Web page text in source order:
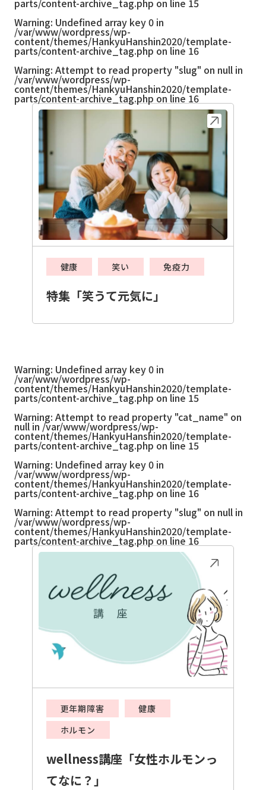
parts/content-archive_tag.php on line 15
Warning: Undefined array key 0 in
/var/www/wordpress/wp-
content/themes/HankyuHanshin2020/template-
parts/content-archive_tag.php on line 16
Warning: Attempt to read property "slug" on null in
/var/www/wordpress/wp-
content/themes/HankyuHanshin2020/template-
parts/content-archive_tag.php on line 16
健康 笑い 免疫力
特集「笑うて元気に」
Warning: Undefined array key 0 in
/var/www/wordpress/wp-
content/themes/HankyuHanshin2020/template-
parts/content-archive_tag.php on line 15
Warning: Attempt to read property "cat_name" on
null in /var/www/wordpress/wp-
content/themes/HankyuHanshin2020/template-
parts/content-archive_tag.php on line 15
Warning: Undefined array key 0 in
/var/www/wordpress/wp-
content/themes/HankyuHanshin2020/template-
parts/content-archive_tag.php on line 16
Warning: Attempt to read property "slug" on null in
/var/www/wordpress/wp-
content/themes/HankyuHanshin2020/template-
parts/content-archive_tag.php on line 16
更年期障害
健康
ホルモン
wellness講座「女性ホルモンっ
てなに？」